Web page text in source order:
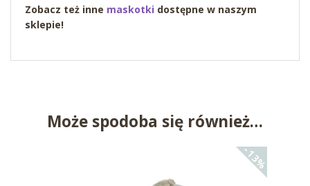
Zobacz też inne maskotki dostępne w naszym
sklepie!
Może spodoba się również…
-13%